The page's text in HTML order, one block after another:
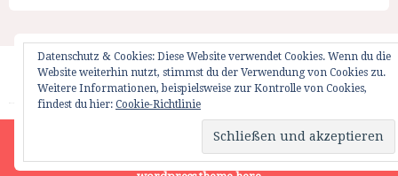
Datenschutz & Cookies: Diese Website verwendet Cookies. Wenn du die
Website weiterhin nutzt, stimmst du der Verwendung von Cookies zu.
Weitere Informationen, beispielsweise zur Kontrolle von Cookies,
findest du hier: Cookie-Richtlinie
Startseite Impressum Weglot Switcher
HUDAWORLD.COM | ALL RIGHTS RESERVED | © 2012
Site is using a trial version of the theme. Please enter your
purchase code in theme settings to activate it orpurchase this